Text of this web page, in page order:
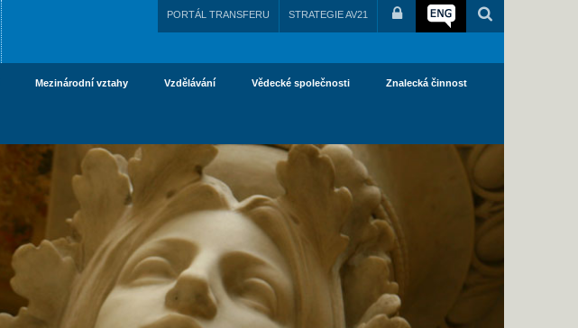
PORTÁL TRANSFERU STRATEGIE AV21
Mezinárodní vztahy Vzdělávání Vědecké společnosti Znalecká činnost